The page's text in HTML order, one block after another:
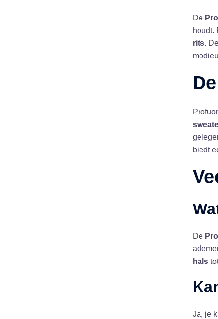
De
houdt.
rits. De
biedt
De
hals
Ja, je